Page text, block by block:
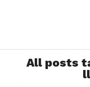
All posts